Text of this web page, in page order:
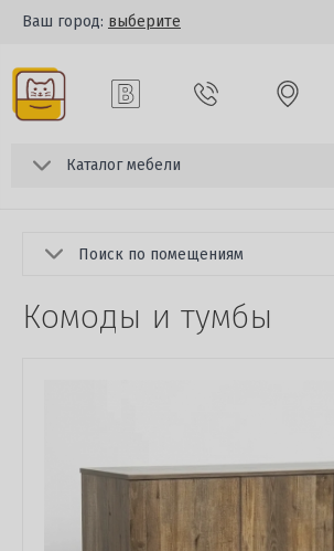
Ваш город: выберите
Каталог мебели
Поиск по помещениям
Комоды и тумбы